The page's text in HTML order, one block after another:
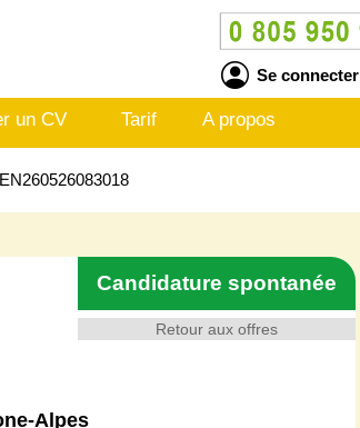
Se connecter
un CV Tarif A propos
Retour aux offres
Candidature spontanée
Alpes